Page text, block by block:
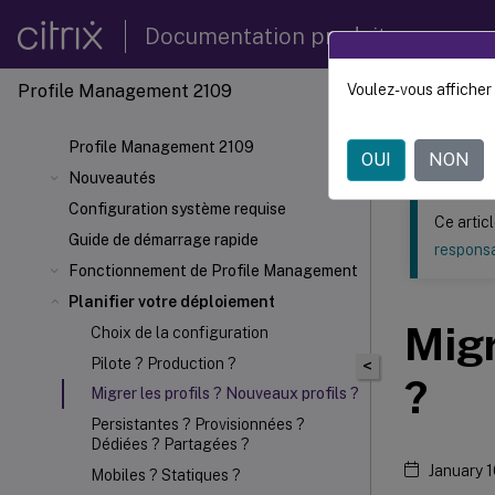
Documentation produit
Profile Management 2109
Profile Management 2109
Nouveautés
Configuration système requise
Guide de démarrage rapide
Fonctionnement de Profile Management
Planifier votre déploiement
Choix de la configuration
Pilote ? Production ?
Migrer les profils ? Nouveaux profils ?
Persistantes ? Provisionnées ?
Dédiées ? Partagées ?
Mobiles ? Statiques ?
Ce contenu a
Profile
<
Ce
?
January
Voulez-vous
OUI NON